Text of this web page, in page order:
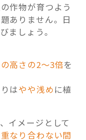
作物が育つよう
ありません。日
ましょう。
高さの2～3倍を
はやや浅め に植
イメージとして
重なり合わない間